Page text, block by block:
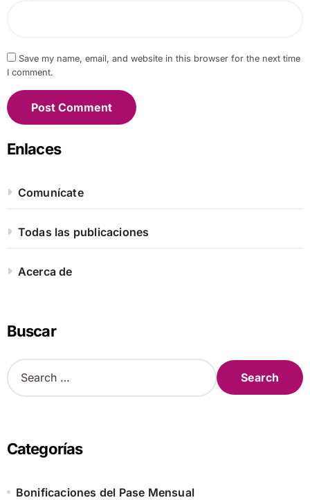
Save my name, email, and website in this browser for the next time
I comment.
Enlaces
Comunícate
Todas las publicaciones
Acerca de
Buscar
S
e
h
f
r
Categorías
Bonificaciones del Pase Mensual